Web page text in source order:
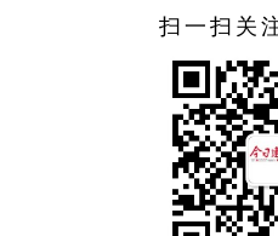
道）要立足自身资源禀赋和
长，形成全域联动、协同发
在产业投资和项目招引中发
识，共同做好要素保障和项
境，主动服务好已落地项目
益。要强化投入产出核算，
用在刀刃上，确保“双招双引
进一步严明工作纪律，改进
扫一扫关